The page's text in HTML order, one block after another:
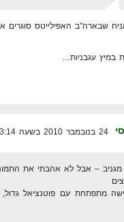
שבארה"ב האפילייטס סוגרים
במיץ עגבניות…
מגניב – אבל לא אהבתי את
מתפתחת עם פוטנציאל